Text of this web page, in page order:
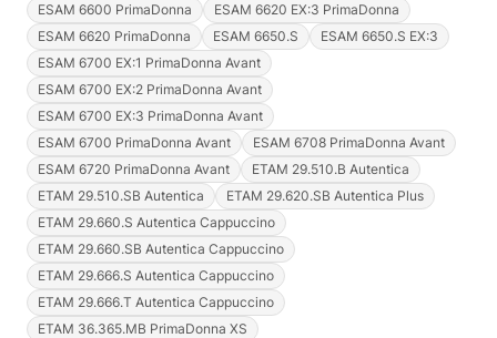
ESAM 6600 PrimaDonna
ESAM 6620 EX:3 PrimaDonna
ESAM 6620 PrimaDonna
ESAM 6650.S
ESAM 6650.S EX:3
ESAM 6700 EX:1 PrimaDonna Avant
ESAM 6700 EX:2 PrimaDonna Avant
ESAM 6700 EX:3 PrimaDonna Avant
ESAM 6700 PrimaDonna Avant
ESAM 6708 PrimaDonna Avant
ESAM 6720 PrimaDonna Avant
ETAM 29.510.B Autentica
ETAM 29.510.SB Autentica
ETAM 29.620.SB Autentica Plus
ETAM 29.660.S Autentica Cappuccino
ETAM 29.660.SB Autentica Cappuccino
ETAM 29.666.S Autentica Cappuccino
ETAM 29.666.T Autentica Cappuccino
ETAM 36.365.MB PrimaDonna XS